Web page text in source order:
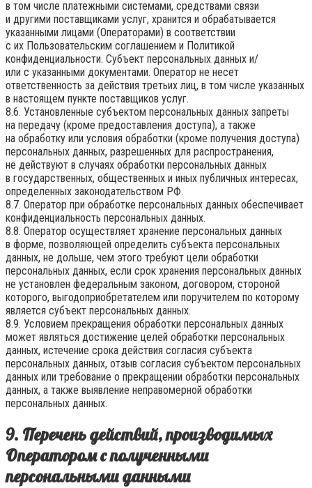
в том числе платежными системами, средствами связи
и другими поставщиками услуг, хранится и обрабатывается
указанными лицами (Операторами) в соответствии
с их Пользовательским соглашением и Политикой
конфиденциальности. Субъект персональных данных и/
или с указанными документами. Оператор не несет
ответственность за действия третьих лиц, в том числе указанных
в настоящем пункте поставщиков услуг.
8.6. Установленные субъектом персональных данных запреты
на передачу (кроме предоставления доступа), а также
на обработку или условия обработки (кроме получения доступа)
персональных данных, разрешенных для распространения,
не действуют в случаях обработки персональных данных
в государственных, общественных и иных публичных интересах,
определенных законодательством РФ.
8.7. Оператор при обработке персональных данных обеспечивает
конфиденциальность персональных данных.
8.8. Оператор осуществляет хранение персональных данных
в форме, позволяющей определить субъекта персональных
данных, не дольше, чем этого требуют цели обработки
персональных данных, если срок хранения персональных данных
не установлен федеральным законом, договором, стороной
которого, выгодоприобретателем или поручителем по которому
является субъект персональных данных.
8.9. Условием прекращения обработки персональных данных
может являться достижение целей обработки персональных
данных, истечение срока действия согласия субъекта
персональных данных, отзыв согласия субъектом персональных
данных или требование о прекращении обработки персональных
данных, а также выявление неправомерной обработки
персональных данных.
9. Перечень действий, производимых
Оператором с полученными
персональными данными